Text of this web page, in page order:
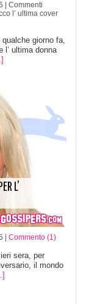
| Commenti
l’ ultima cover
giorno fa,
l’ ultima donna
L’
| Commento (1)
sera, per
il mondo